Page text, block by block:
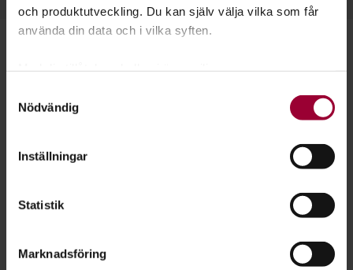
och produktutveckling. Du kan själv välja vilka som får
använda din data och i vilka syften.
som kan ha en noggrannhet på upp till flera meter
Du kan ändra eller dra tillbaka ditt samtycke när som
För att du ska få en så bra upplevelse som möjligt
Nödvändig
Inställningar
Statistik
Marknadsföring
Lär dig tillsammans med andra genom att starta en
studiecirkel hos Studiefrämjandet.
Läs mer om att starta studiecirkel